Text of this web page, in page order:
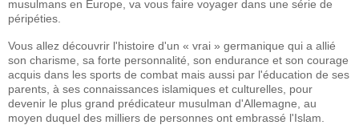
musulmans en Europe, va vous faire voyager dans une série de
péripéties.
Vous allez découvrir l'histoire d'un « vrai » germanique qui a allié
son charisme, sa forte personnalité, son endurance et son courage
acquis dans les sports de combat mais aussi par l'éducation de ses
parents, à ses connaissances islamiques et culturelles, pour
devenir le plus grand prédicateur musulman d'Allemagne, au
moyen duquel des milliers de personnes ont embrassé l'Islam.